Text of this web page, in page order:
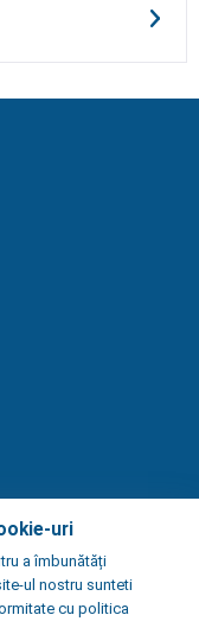
uri
a îmbunătăți
ul nostru sunteti
cu politica